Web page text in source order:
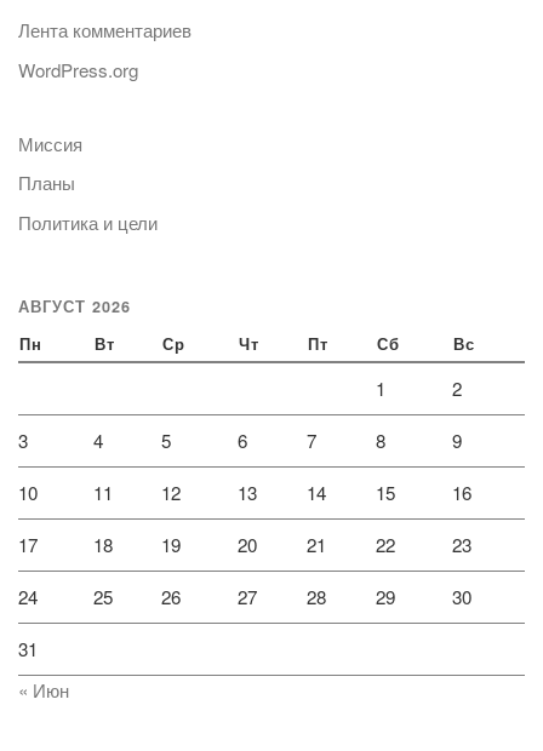
Лента комментариев
WordPress.org
Миссия
Планы
Политика и цели
АВГУСТ 2026
Пн Вт Ср Чт Пт Сб Вс
1 2
3 4 5 6 7 8 9
10 11 12 13 14 15 16
17 18 19 20 21 22 23
24 25 26 27 28 29 30
31
« Июн